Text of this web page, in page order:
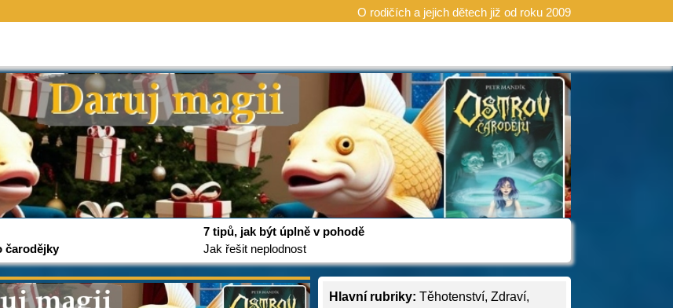
O rodičích a jejich dětech již od roku 2009
čarodějky
7 tipů, jak být úplně v pohodě
Jak řešit neplodnost
Hlavní rubriky: Těhotenství, Zdraví,